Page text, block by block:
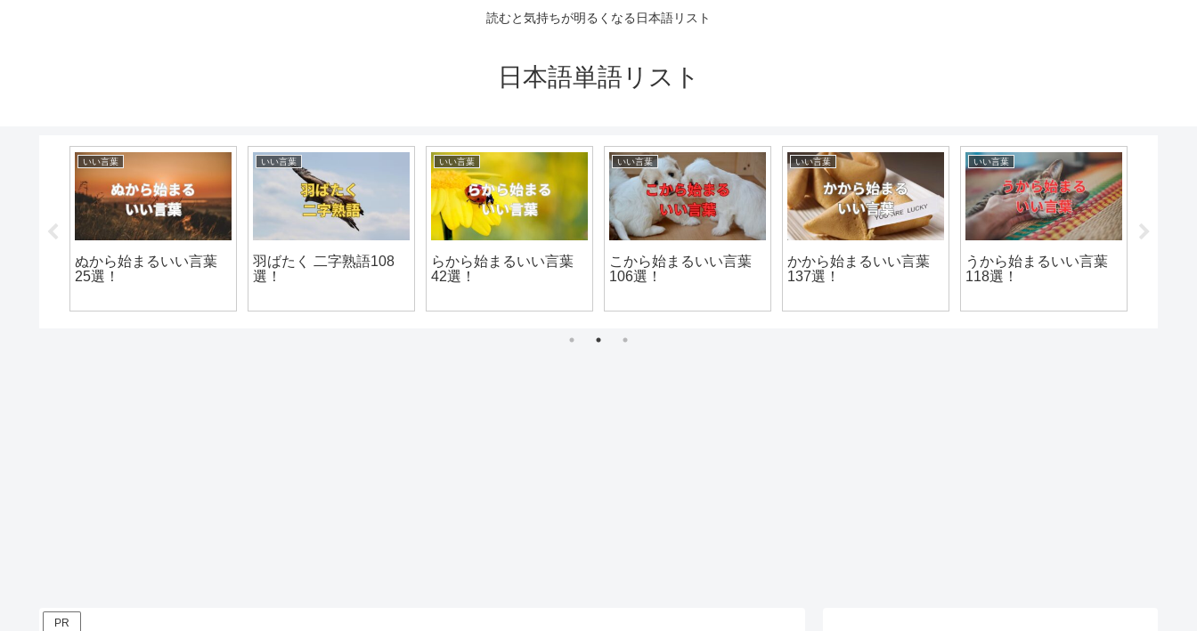
読むと気持ちが明るくなる日本語リスト
日本語単語リスト
いい言葉
ぬから始まるいい言葉
25選！
いい言葉
羽ばたく 二字熟語108
選！
いい言葉
らから始まるいい言葉
42選！
いい言葉
こから始まるいい言葉
106選！
いい言葉
かから始まるいい言葉
137選！
いい言葉
うから始まるいい言葉
118選！
PR